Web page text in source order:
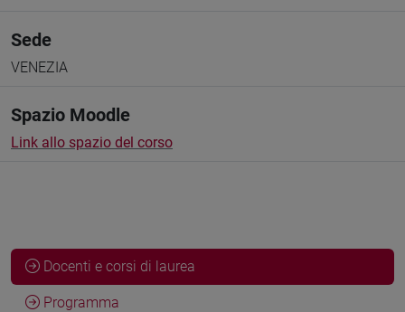
Sede
VENEZIA
Spazio Moodle
Link allo spazio del corso
Docenti e corsi di laurea
Programma